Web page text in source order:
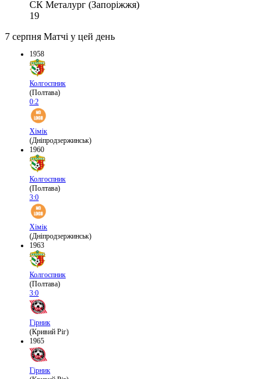
СК Металург (Запоріжжя)
19
7 серпня Матчі у цей день
1958
Колгоспник
(Полтава)
0:2
Хімік
(Дніпродзержинськ)
1960
Колгоспник
(Полтава)
3:0
Хімік
(Дніпродзержинськ)
1963
Колгоспник
(Полтава)
3:0
Гірник
(Кривий Ріг)
1965
Гірник